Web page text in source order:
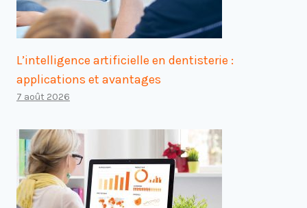
L’intelligence artificielle en dentisterie :
applications et avantages
7 août 2026